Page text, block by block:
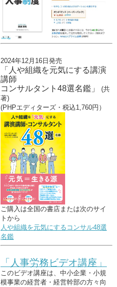
2024年12月16日発売
「人や組織を元気にする講演
講師
コンサルタント48選名鑑」 (共
著)
(PHPエディターズ・税込1,760円）
ご購入は全国の書店または次のサイ
トから
人や組織を元気にするコンサル48選
名鑑
「人事労務ビデオ講座」
このビデオ講座は、中小企業・小規
模事業の経営者・経営幹部の方々向